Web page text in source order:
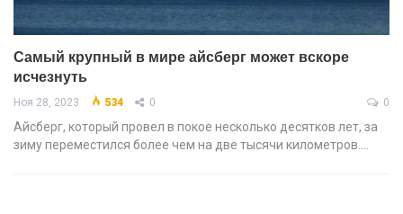
Самый крупный в мире айсберг может вскоре
исчезнуть
Ноя 28, 2023 534 0 0
Айсберг, который провел в покое несколько десятков лет, за
зиму переместился более чем на две тысячи километров.…